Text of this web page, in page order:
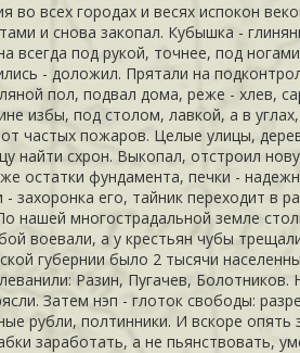
во всех городах и весях испокон
и снова закопал. Кубышка -
под рукой, точнее, под
- доложил. Прятали на
пол, подвал дома, реже - хлев,
избы, под столом, лавкой, а в
частых пожаров. Целые улицы,
найти схрон. Выкопал, отстроил
остатки фундамента, печки -
его, тайник переходит в
нашей многострадальной земле
воевали, а у крестьянчубы
губернии было 2 тысячи
Разин, Пугачев, Болотников.
Затем нэп - глоток свободы:
рубли, полтинники. И вскоре опять
заработать, а не пьянствовать,